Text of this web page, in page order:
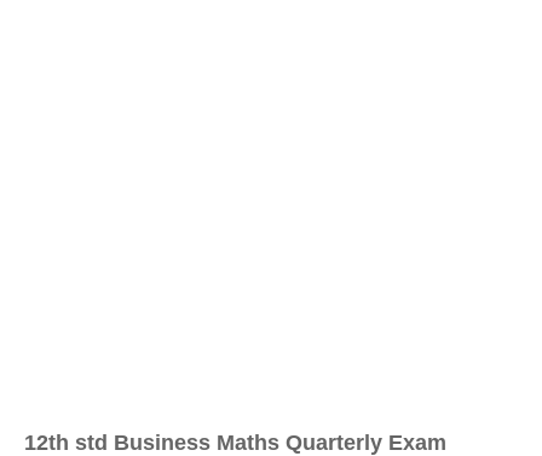
12th std Business Maths Quarterly Exam